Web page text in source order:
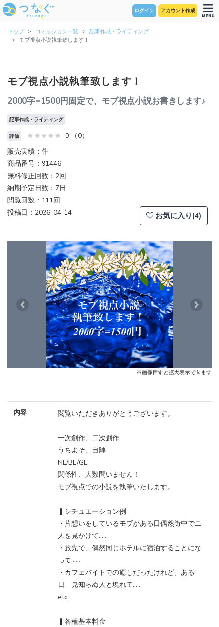
ログイン アカウント作成
トップ コミッション一覧
記事作成・ライティング
モブ視点小説執筆致します！
モブ視点小説執筆致します！
2000字=1500円固定で、モブ視点小説お書きします♪
記事作成・ライティング
評価
0 （0）
販売実績：件
商品番号：91446
無料修正回数：2回
納期予定日数：7日
閲覧回数：111回
投稿日：2026-04-14
お気に入り(4)
Previous Next
※画像押すと拡大表示できます
内容 閲覧いただきありがとうございます。
一次創作、二次創作
うちよそ、自陣
NL/BL/GL
関係性、人数問いません！
モブ視点での小説を執筆いたします。
▍シチュエーション例
・片想いをしているモブがある日偶然街中で二
人を見かけて……
・旅先で、偶然同じホテルに宿泊することにな
って……
・カフェバイトでの癒しだったけれど、ある
日、見知らぬ人と現れて……
etc.
▍各種基本料金